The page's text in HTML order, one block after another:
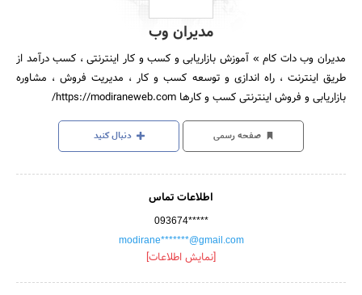
مدیران وب
مدیران وب دات کام » آموزش بازاریابی و کسب و کار اینترنتی ، کسب درآمد از
طریق اینترنت ، راه اندازی و توسعه کسب و کار ، مدیریت فروش ، مشاوره
بازاریابی و فروش اینترنتی کسب و کارها https://modiraneweb.com/
صفحه رسمی دنبال کنید
اطلاعات تماس
093674*****
modirane*******@gmail.com
[نمایش اطلاعات]